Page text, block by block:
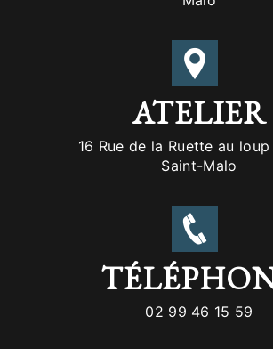
ATELIER
16 Rue de la Ruette au loup 35400
Saint-Malo
02 99 46 15 59